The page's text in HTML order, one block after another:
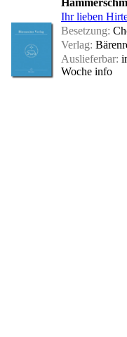
Ihr lieben
Besetzung:
Verlag:
Auslieferbar:
Woche info